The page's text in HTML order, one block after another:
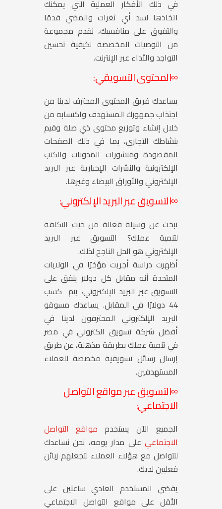
في ذلك الأفكار العملية التي يمكنك
اتخاذها لسد أي ثغرات والمضي قدمًا
والتفوق على منافسيك، نقدم مجموعة
من التوصيات المخصصة لكيفية تحسين
التواجد والأداء عبر الإنترنت.
∞المحتوى التسويقي:
يساعدك فريق المحتوى المحترف لدينا من
اجتذاب جمهورك المستهدف واكتسابه من
خلال إنشاء وتوزيع محتوى ذي صلة وقيم
بنشاطك التجاري، بما في ذلك الصفحات
المقصودة ومنشورات المدونات والكتب
الإلكترونية والنشرات الإخبارية عبر البريد
الإلكتروني والأوراق البيضاء وغيرها.
∞التسويق عبر البريد الإلكتروني:
تبحث عن وسيلة فعالة من حيث التكلفة
لتنمية عملك؟ التسويق عبر البريد
الإلكتروني هو الحل الناجح لذلك.
أظهرت دراسة أجريت مؤخرًا في الولايات
المتحدة أنه مقابل كل دولار ينفق على
التسويق عبر البريد الإلكتروني، يتم كسب
44 دولارًا في المقابل. يساعدك مسوقو
البريد الإلكتروني المحترفون لدينا في
أفضل شركة تسويق الكتروني في مصر
في تنمية عملك بطريقة مذهلة، عن طريق
إرسال رسائل تسويقية مخصصة للعملاء
المستهدفين.
∞التسويق عبر مواقع التواصل
الاجتماعي:
الجميع الآن يستخدم مواقع التواصل
الاجتماعي على مدار يومه، نحن نساعدك
لتتواصل مع هؤلاء العملاء لتجعلهم زبائن
فعليين لديك.
يقضي المستخدم العادي ساعتين على
الأقل على مواقع التواصل الاجتماعي